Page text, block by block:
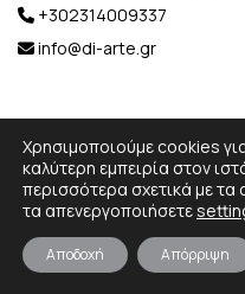
+302314009337
info@di-arte.gr
© 2026 Designed and
Χρησιμοποιούμε cookies
καλύτερη εμπειρία στον
περισσότερα σχετικά με
τα απενεργοποιήσετε
Αποδοχή Απόρριψη